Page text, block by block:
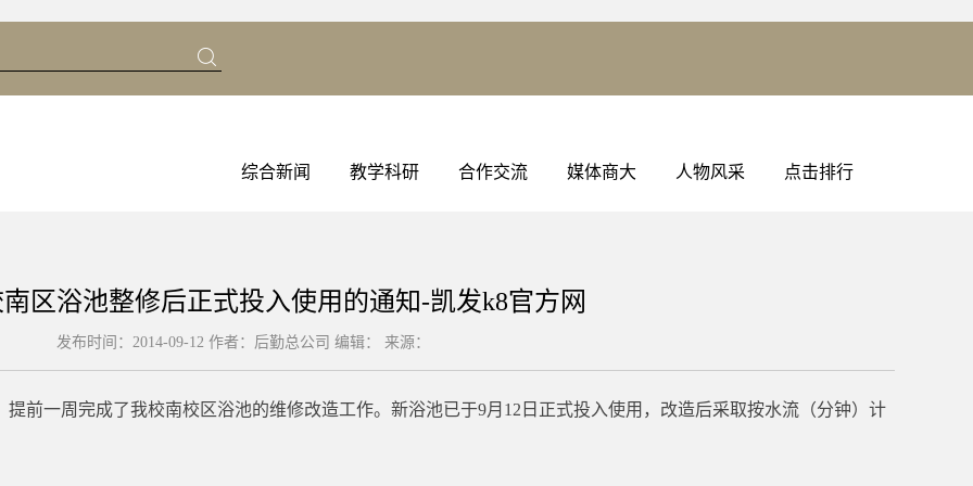
综合新闻 教学科研 合作交流 媒体商大 人物风采 点击排行
区浴池整修后正式投入使用的通知-凯发k8官方网
发布时间：2014-09-12 作者：后勤总公司 编辑： 来源：
前一周完成了我校南校区浴池的维修改造工作。新浴池已于9月12日正式投入使用，改造后采取按水流（分钟）计